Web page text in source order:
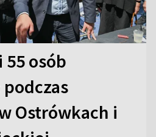
55 osób
Ostrówkach i